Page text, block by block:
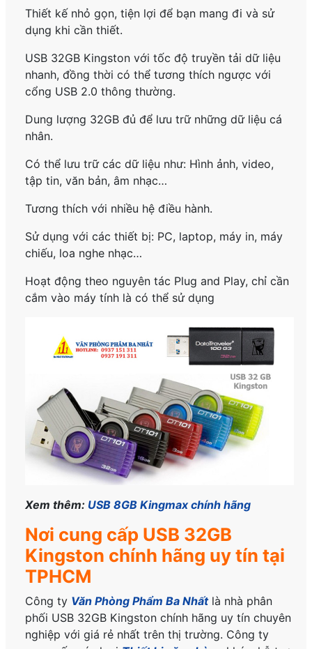
Thiết kế nhỏ gọn, tiện lợi để bạn mang đi và sử
dụng khi cần thiết.
USB 32GB Kingston với tốc độ truyền tải dữ liệu
nhanh, đồng thời có thể tương thích ngược với
cổng USB 2.0 thông thường.
Dung lượng 32GB đủ để lưu trữ những dữ liệu cá
nhân.
Có thể lưu trữ các dữ liệu như: Hình ảnh, video,
tập tin, văn bản, âm nhạc…
Tương thích với nhiều hệ điều hành.
Sử dụng với các thiết bị: PC, laptop, máy in, máy
chiếu, loa nghe nhạc…
Hoạt động theo nguyên tác Plug and Play, chỉ cần
cắm vào máy tính là có thể sử dụng
Xem thêm: USB 8GB Kingmax chính hãng
Nơi cung cấp USB 32GB
Kingston chính hãng uy tín tại
TPHCM
Công ty Văn Phòng Phẩm Ba Nhấtlà nhà phân
phối USB 32GB Kingston chính hãng uy tín chuyên
nghiệp với giá rẻ nhất trên thị trường. Công ty